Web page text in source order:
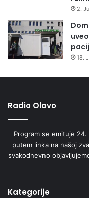
2.
18.
Radio Olovo
Program se emituje
putem linka na našoj
svakodnevno
Kategorije